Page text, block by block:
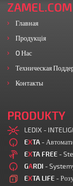
ZAMEL.COM
Главная
Продукція
O Нас
Техническая
Контакты
PRODUKTY
LEDIX -
EXTA -
EXTA FREE -
GARDI -
EXTA LIFE -